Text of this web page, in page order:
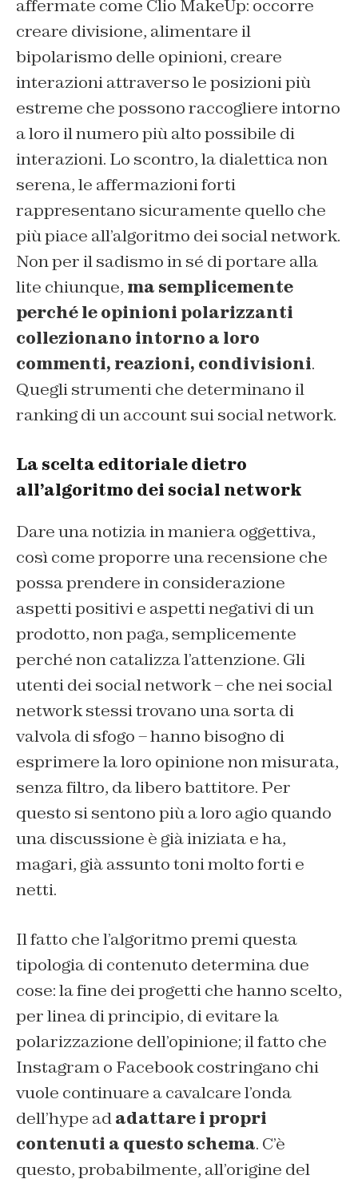
affermate come Clio MakeUp: occorre
creare divisione, alimentare il
bipolarismo delle opinioni, creare
interazioni attraverso le posizioni più
estreme che possono raccogliere intorno
a loro il numero più alto possibile di
interazioni. Lo scontro, la dialettica non
serena, le affermazioni forti
rappresentano sicuramente quello che
più piace all’algoritmo dei social network.
Non per il sadismo in sé di portare alla
lite chiunque, ma semplicemente
perché le opinioni polarizzanti
collezionano intorno a loro
commenti, reazioni, condivisioni.
Quegli strumenti che determinano il
ranking di un account sui social network.
La scelta editoriale dietro
all’algoritmo dei social network
Dare una notizia in maniera oggettiva,
così come proporre una recensione che
possa prendere in considerazione
aspetti positivi e aspetti negativi di un
prodotto, non paga, semplicemente
perché non catalizza l’attenzione. Gli
utenti dei social network – che nei social
network stessi trovano una sorta di
valvola di sfogo – hanno bisogno di
esprimere la loro opinione non misurata,
senza filtro, da libero battitore. Per
questo si sentono più a loro agio quando
una discussione è già iniziata e ha,
magari, già assunto toni molto forti e
netti.
Il fatto che l’algoritmo premi questa
tipologia di contenuto determina due
cose: la fine dei progetti che hanno scelto,
per linea di principio, di evitare la
polarizzazione dell’opinione; il fatto che
Instagram o Facebook costringano chi
vuole continuare a cavalcare l’onda
dell’hype adadattare i propri
contenuti a questo schema. C’è
questo, probabilmente, all’origine del